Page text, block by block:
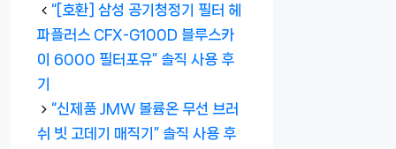
테
고
리
“[호환] 삼성 공기청정기 필터 헤
파플러스 CFX-G100D 블루스카
이 6000 필터포유” 솔직 사용 후
기
“신제품 JMW 볼륨온 무선 브러
쉬 빗 고데기 매직기” 솔직 사용 후